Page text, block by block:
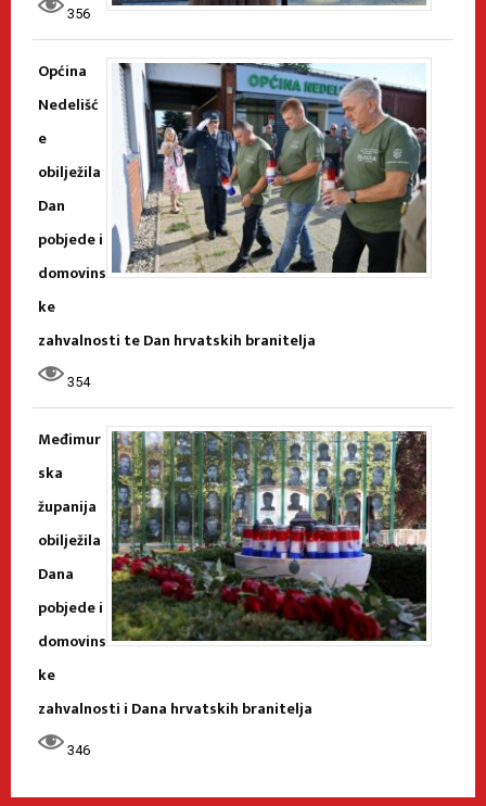
356
Općina
Nedelišć
e
obilježila
Dan
pobjede i
domovins
ke
zahvalnosti te Dan hrvatskih branitelja
354
Međimur
ska
županija
obilježila
Dana
pobjede i
domovins
ke
zahvalnosti i Dana hrvatskih branitelja
346